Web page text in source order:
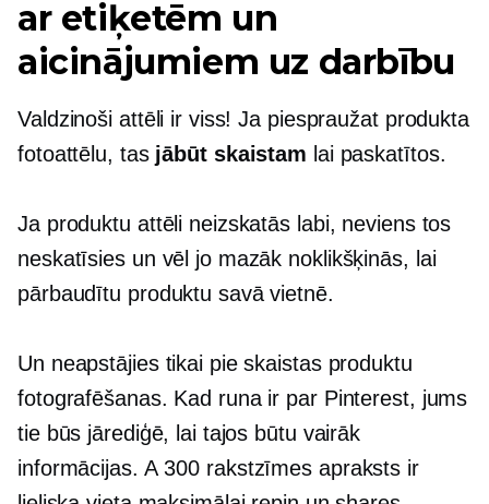
ar etiķetēm un
aicinājumiem uz darbību
Valdzinoši attēli ir viss! Ja piespraužat produkta
fotoattēlu, tas jābūt skaistam lai paskatītos.
Ja produktu attēli neizskatās labi, neviens tos
neskatīsies un vēl jo mazāk noklikšķinās, lai
pārbaudītu produktu savā vietnē.
Un neapstājies tikai pie skaistas produktu
fotografēšanas. Kad runa ir par Pinterest, jums
tie būs jārediģē, lai tajos būtu vairāk
informācijas. A300 rakstzīmes apraksts ir